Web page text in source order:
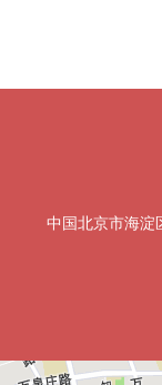
中国北京市海淀